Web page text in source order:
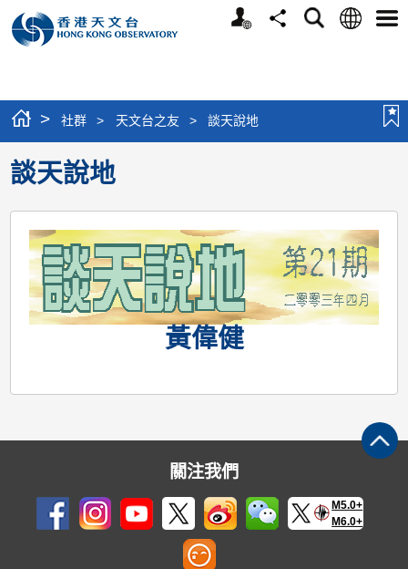
個
分
搜
語
選
> 社群 > 天文台之友 > 談天說地
談天說地
黃偉健
關注我們
M5.0+
M6.0+